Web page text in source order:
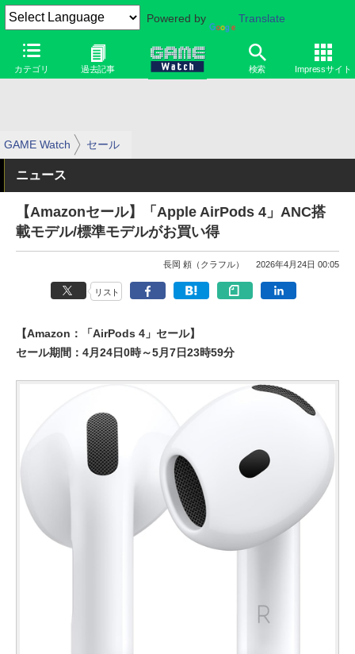
Powered by Translate
カテゴリ 過去記事 検索 Impressサイト
GAME Watch セール
ニュース
【Amazonセール】「Apple AirPods 4」ANC搭
載モデル/標準モデルがお買い得
長岡 頼（クラフル） 2026年4月24日 00:05
リスト
【Amazon：「AirPods 4」セール】
セール期間：4月24日0時～5月7日23時59分